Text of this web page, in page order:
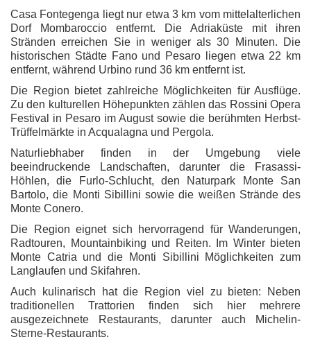
Casa Fontegenga liegt nur etwa 3 km vom mittelalterlichen
Dorf Mombaroccio entfernt. Die Adriaküste mit ihren
Stränden erreichen Sie in weniger als 30 Minuten. Die
historischen Städte Fano und Pesaro liegen etwa 22 km
entfernt, während Urbino rund 36 km entfernt ist.
Die Region bietet zahlreiche Möglichkeiten für Ausflüge.
Zu den kulturellen Höhepunkten zählen das Rossini Opera
Festival in Pesaro im August sowie die berühmten Herbst-
Trüffelmärkte in Acqualagna und Pergola.
Naturliebhaber finden in der Umgebung viele
beeindruckende Landschaften, darunter die Frasassi-
Höhlen, die Furlo-Schlucht, den Naturpark Monte San
Bartolo, die Monti Sibillini sowie die weißen Strände des
Monte Conero.
Die Region eignet sich hervorragend für Wanderungen,
Radtouren, Mountainbiking und Reiten. Im Winter bieten
Monte Catria und die Monti Sibillini Möglichkeiten zum
Langlaufen und Skifahren.
Auch kulinarisch hat die Region viel zu bieten: Neben
traditionellen Trattorien finden sich hier mehrere
ausgezeichnete Restaurants, darunter auch Michelin-
Sterne-Restaurants.